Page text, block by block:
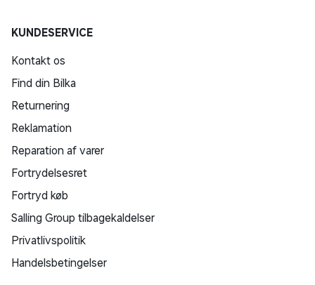
KUNDESERVICE
Kontakt os
Find din Bilka
Returnering
Reklamation
Reparation af varer
Fortrydelsesret
Fortryd køb
Salling Group tilbagekaldelser
Privatlivspolitik
Handelsbetingelser